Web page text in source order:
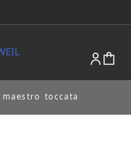
maestro toccata